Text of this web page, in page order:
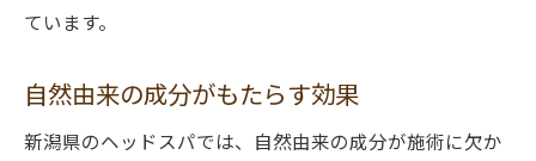
ています。
自然由来の成分がもたらす効果
新潟県のヘッドスパでは、自然由来の成分が施術に欠か